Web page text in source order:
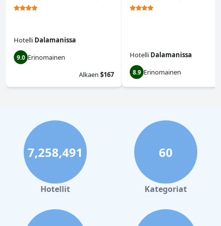
Hotelli Dalamanissa
9.0 Erinomainen
Alkaen $167
Hotelli Dalamanissa
8.9 Erinomainen
7,258,491
Hotellit
60
Kategoriat